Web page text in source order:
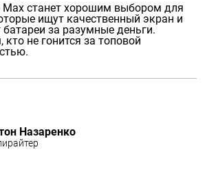
Max станет хорошим выбором для
ищут качественный экран и
за разумные деньги.
не гонится за топовой
Назаренко